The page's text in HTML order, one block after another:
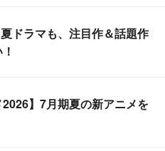
ドラマも、注目作＆話題作
2026】7月期夏の新アニメを